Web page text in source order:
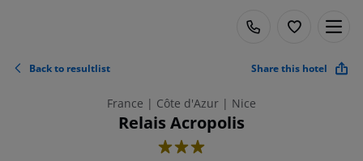
Back to resultlist Share this hotel
France | Côte d'Azur | Nice
Relais Acropolis
3